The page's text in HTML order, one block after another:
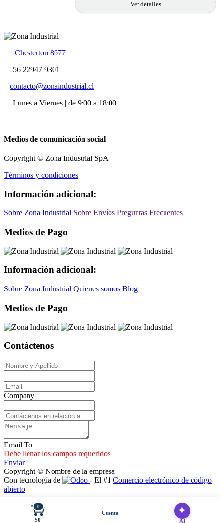
Ver detalles
Chesterton 8677
56 22947 9301
contacto@zonaindustrial.cl
Lunes a Viernes | de 9:00 a 18:00
Medios de comunicación social
Copyright © Zona Industrial SpA
Términos y condiciones
Información adicional:
Sobre Zona Industrial Sobre Envíos Preguntas Frecuentes
Medios de Pago
Información adicional:
Sobre Zona Industrial Quienes somos Blog
Medios de Pago
Contáctenos
Company
Email To
Debe llenar los campos requeridos
Enviar
Copyright © Nombre de la empresa
Con tecnología de
- El #1 Comercio electrónico de código
abierto
0
$0
Cuenta
AI